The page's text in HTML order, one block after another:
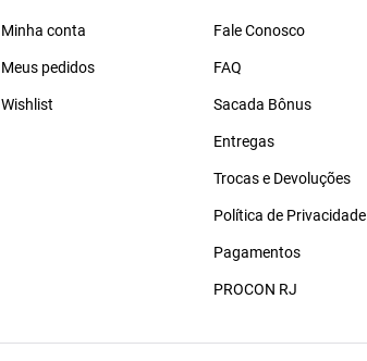
Minha conta
Meus pedidos
Wishlist
Fale Conosco
FAQ
Sacada Bônus
Entregas
Trocas e Devoluções
Política de Privacidade
Pagamentos
PROCON RJ